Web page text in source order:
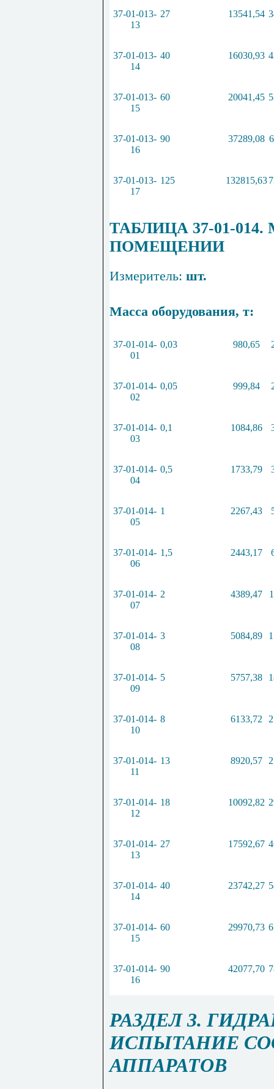
37-01-013-
13
27 13541,54
37-01-013-
14
40 16030,93
37-01-013-
15
60 20041,45
37-01-013-
16
90 37289,08
37-01-013-
17
125 132815,63
ТАБЛИЦА 37-01-
ПОМЕЩЕНИИ
Измеритель: шт.
Масса оборудования, т:
37-01-014-
01
0,03 980,65
37-01-014-
02
0,05 999,84
37-01-014-
03
0,1 1084,86
37-01-014-
04
0,5 1733,79
37-01-014-
05
1 2267,43
37-01-014-
06
1,5 2443,17
37-01-014-
07
2 4389,47
37-01-014-
08
3 5084,89
37-01-014-
09
5 5757,38
37-01-014-
10
8 6133,72
37-01-014-
11
13 8920,57
37-01-014-
12
18 10092,82
37-01-014-
13
27 17592,67
37-01-014-
14
40 23742,27
37-01-014-
15
60 29970,73
37-01-014-
16
90 42077,70
РАЗДЕЛ 3.
ИСПЫТАНИЕ
АППАРАТОВ